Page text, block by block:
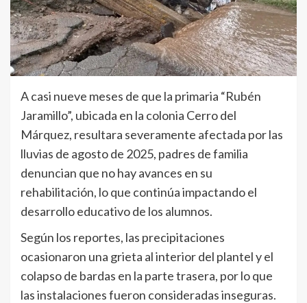
A casi nueve meses de que la primaria “Rubén
Jaramillo”, ubicada en la colonia Cerro del
Márquez, resultara severamente afectada por las
lluvias de agosto de 2025, padres de familia
denuncian que no hay avances en su
rehabilitación, lo que continúa impactando el
desarrollo educativo de los alumnos.
Según los reportes, las precipitaciones
ocasionaron una grieta al interior del plantel y el
colapso de bardas en la parte trasera, por lo que
las instalaciones fueron consideradas inseguras.